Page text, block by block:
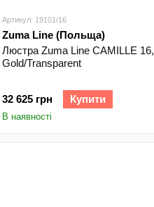
Артикул: 19101/16
Zuma Line (Польща)
Люстра Zuma Line CAMILLE 16,
Gold/Transparent
32 625 грн Купити
В наявності